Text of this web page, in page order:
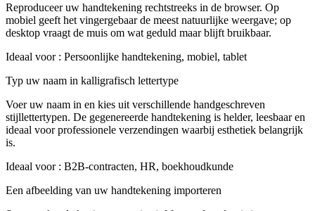
Reproduceer uw handtekening rechtstreeks in de browser. Op
mobiel geeft het vingergebaar de meest natuurlijke weergave; op
desktop vraagt de muis om wat geduld maar blijft bruikbaar.
Ideaal voor: Persoonlijke handtekening, mobiel, tablet
Typ uw naam in kalligrafisch lettertype
Voer uw naam in en kies uit verschillende handgeschreven
stijllettertypen. De gegenereerde handtekening is helder, leesbaar en
ideaal voor professionele verzendingen waarbij esthetiek belangrijk
is.
Ideaal voor: B2B-contracten, HR, boekhoudkunde
Een afbeelding van uw handtekening importeren